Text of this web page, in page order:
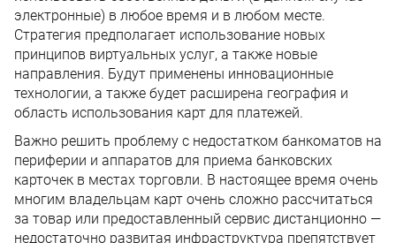
электронные) в любое время и в любом месте.
Стратегия предполагает использование новых
принципов виртуальных услуг, а также новые
направления. Будут применены инновационные
технологии, а также будет расширена география и
область использования карт для платежей.
Важно решить проблему с недостатком банкоматов на
периферии и аппаратов для приема банковских
карточек в местах торговли. В настоящее время очень
многим владельцам карт очень сложно рассчитаться
за товар или предоставленный сервис дистанционно —
недостаточно развитая инфраструктура препятствует